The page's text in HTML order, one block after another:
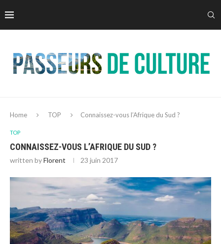
Home TOP Connaissez-vous l’Afrique du Sud ?
TOP
CONNAISSEZ-VOUS L’AFRIQUE DU SUD ?
written byFlorent 23 juin 2017